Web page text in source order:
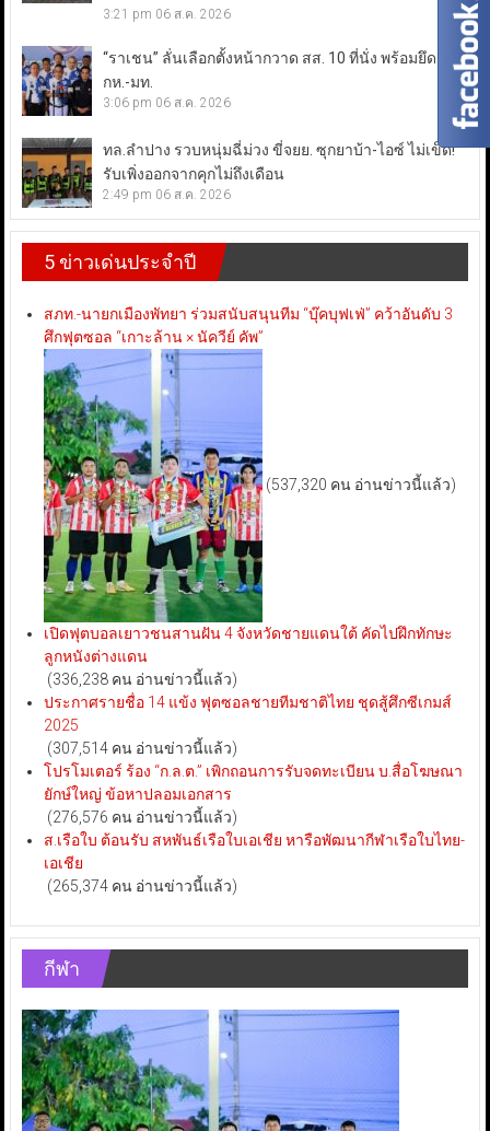
3:21 pm 06 ส.ค. 2026
“ราเชน” ลั่นเลือกตั้งหน้ากวาด สส. 10 ที่นั่ง พร้อมยึดเก้าอี้
กห.-มท.
3:06 pm 06 ส.ค. 2026
ทล.ลำปาง รวบหนุ่มฉี่ม่วง ขี่จยย. ซุกยาบ้า-ไอซ์ ไม่เข็ด!
รับเพิ่งออกจากคุกไม่ถึงเดือน
2:49 pm 06 ส.ค. 2026
5 ข่าวเด่นประจำปี
สภท.-นายกเมืองพัทยา ร่วมสนับสนุนทีม “บุ๊คบุฟเฟ่” คว้าอันดับ 3
ศึกฟุตซอล “เกาะล้าน × นัควีย์ คัพ”
(537,320 คน อ่านข่าวนี้แล้ว)
เปิดฟุตบอลเยาวชนสานฝัน 4 จังหวัดชายแดนใต้ คัดไปฝึกทักษะ
ลูกหนังต่างแดน
(336,238 คน อ่านข่าวนี้แล้ว)
ประกาศรายชื่อ 14 แข้ง ฟุตซอลชายทีมชาติไทย ชุดสู้ศึกซีเกมส์
2025
(307,514 คน อ่านข่าวนี้แล้ว)
โปรโมเตอร์ ร้อง “ก.ล.ต.” เพิกถอนการรับจดทะเบียน บ.สื่อโฆษณา
ยักษ์ใหญ่ ข้อหาปลอมเอกสาร
(276,576 คน อ่านข่าวนี้แล้ว)
ส.เรือใบ ต้อนรับ สหพันธ์เรือใบเอเชีย หารือพัฒนากีฬาเรือใบไทย-
เอเชีย
(265,374 คน อ่านข่าวนี้แล้ว)
กีฬา